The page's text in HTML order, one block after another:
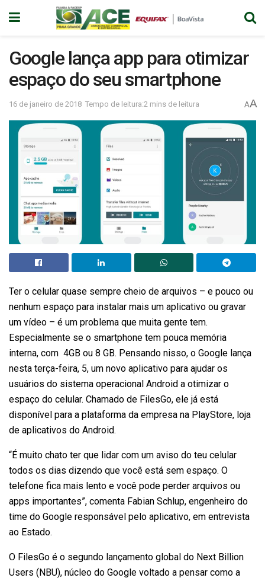
Google lança app para otimizar
espaço do seu smartphone
16 de janeiro de 2018 Tempo de leitura:2 mins de leitura AA
Ter o celular quase sempre cheio de arquivos – e pouco ou
nenhum espaço para instalar mais um aplicativo ou gravar
um vídeo – é um problema que muita gente tem.
Especialmente se o smartphone tem pouca memória
interna, com 4GB ou 8 GB. Pensando nisso, o Google lança
nesta terça-feira, 5, um novo aplicativo para ajudar os
usuários do sistema operacional Android a otimizar o
espaço do celular. Chamado de FilesGo, ele já está
disponível para a plataforma da empresa na PlayStore, loja
de aplicativos do Android.
“É muito chato ter que lidar com um aviso do teu celular
todos os dias dizendo que você está sem espaço. O
telefone fica mais lento e você pode perder arquivos ou
apps importantes”, comenta Fabian Schlup, engenheiro do
time do Google responsável pelo aplicativo, em entrevista
ao Estado.
O FilesGo é o segundo lançamento global do Next Billion
Users (NBU), núcleo do Google voltado a pensar como a